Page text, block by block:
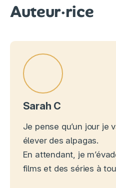
Auteur·rice
Sarah C
Je pense qu’un jour je
élever des alpagas.
En attendant, je
films et des séries à